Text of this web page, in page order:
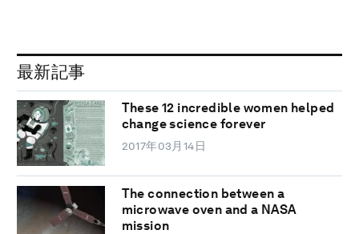
最新記事
These 12 incredible women helped
change science forever
2017年03月14日
The connection between a
microwave oven and a NASA
mission